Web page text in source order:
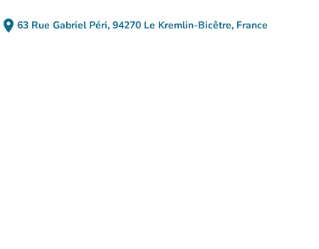
place 63 Rue Gabriel Péri, 94270 Le Kremlin-Bicêtre, France
(agor yn Google Maps)
(tab newydd)